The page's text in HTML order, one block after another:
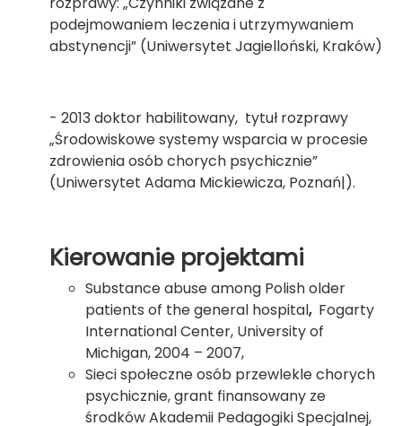
podejmowaniem leczenia i utrzymywaniem
abstynencji” (Uniwersytet Jagielloński, Kraków)
- 2013 doktor habilitowany, tytuł rozprawy
„Środowiskowe systemy wsparcia w procesie
zdrowienia osób chorych psychicznie”
(Uniwersytet Adama Mickiewicza, Poznań|).
Kierowanie projektami
Substance abuse among Polish older
patients of the general hospital, Fogarty
International Center, University of
Michigan, 2004 – 2007,
Sieci społeczne osób przewlekle chorych
psychicznie, grant finansowany ze
środków Akademii Pedagogiki Specjalnej,